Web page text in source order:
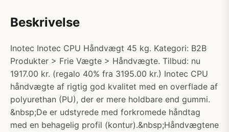
Beskrivelse
Inotec Inotec CPU Håndvægt 45 kg. Kategori: B2B
Produkter > Frie Vægte > Håndvægte. Tilbud: nu
1917.00 kr. (regalo 40% fra 3195.00 kr.) Inotec CPU
håndvægte af rigtig god kvalitet med en overflade af
polyurethan (PU), der er mere holdbare end gummi.
&nbsp;De er udstyrede med forkromede håndtag
med en behagelig profil (kontur).&nbsp;Håndvægtene